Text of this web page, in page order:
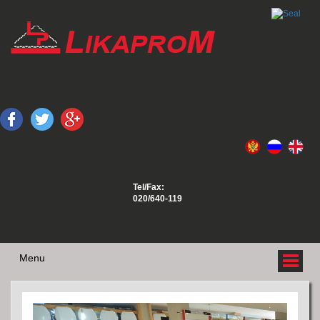
Tel/Fax:
020/640-119
Menu